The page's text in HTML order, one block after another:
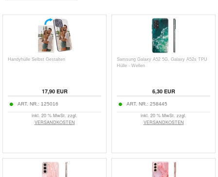
Handyhülle Selbst Gestalten
17,90 EUR
ART. NR.: 125016
inkl. 20 % MwSt. zzgl.
VERSANDKOSTEN
Samsung Galaxy A52 5G, Galaxy A52s TPU
Hülle - Wellen
6,30 EUR
ART. NR.: 258445
inkl. 20 % MwSt. zzgl.
VERSANDKOSTEN